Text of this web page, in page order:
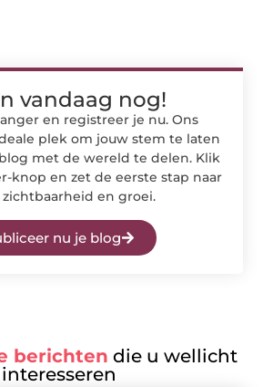
vandaag nog!
en registreer je nu. Ons
plek om jouw stem te laten
met de wereld te delen. Klik
knop en zet de eerste stap naar
en groei.
nu je blog
berichten die u wellicht
interesseren